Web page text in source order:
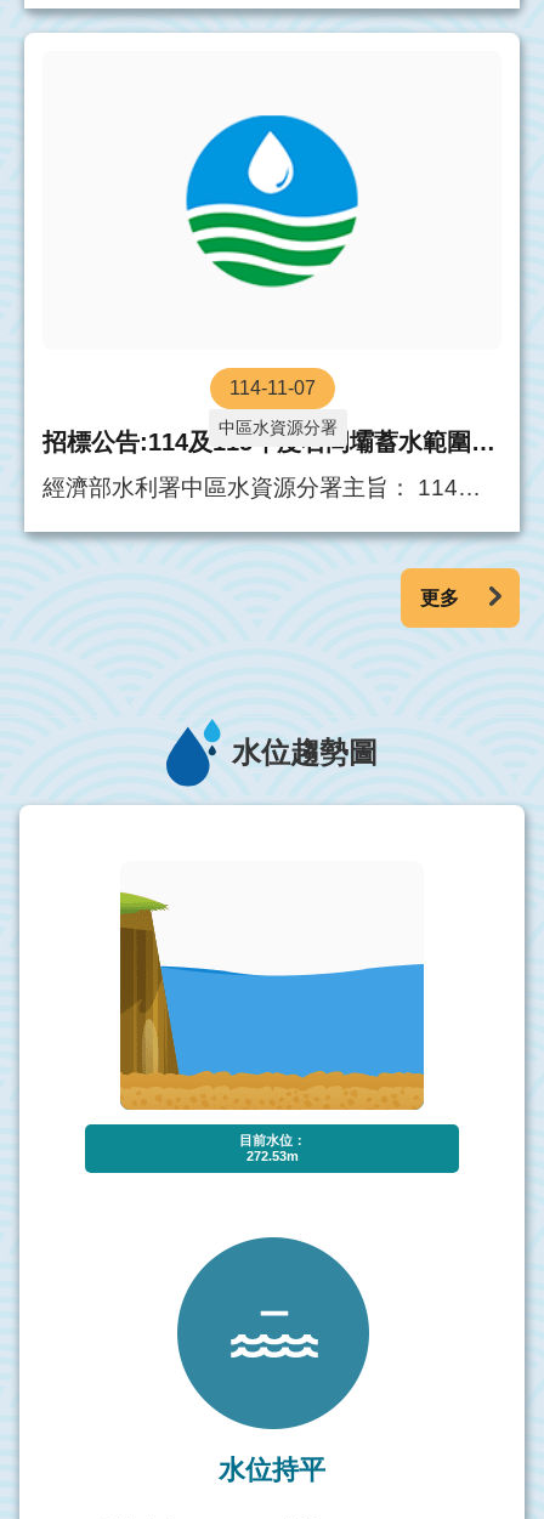
維持開放，遊客可自由參觀，造成不便敬請
招標公告:114及115年度石岡壩蓄水範圍清淤挖採作業計畫-保全派遣採購
114-11-07
中區水資源分署
經濟部水利署中區水資源分署主旨： 114及
採購網適約之共同供應契約立約廠商，資格
符合中區－第三級定期性警衛勤務（送貨服
更多
水位趨勢圖
目前水位：
272.53m
水位持平